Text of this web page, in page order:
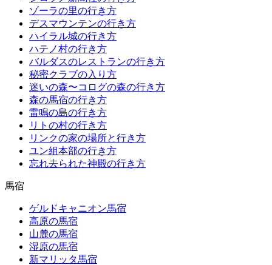
ゾーラの里の行き方
デスマウンテンの行き方
ハイラル城の行き方
ハテノ村の行き方
バルダスのレストランの行き方
秘密クラブの入り方
迷いの森〜コログの森の行き方
森の馬宿の行き方
雷鳴の島の行き方
リトの村の行き方
リンクの家の場所と行き方
ユン組本部の行き方
忘れ去られた神殿の行き方
馬宿
ゲルドキャニオン馬宿
高原の馬宿
山麓の馬宿
湿原の馬宿
新マリッタ馬宿